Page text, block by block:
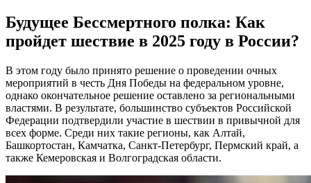
Будущее Бессмертного полка: Как
пройдет шествие в 2025 году в России?
В этом году было принято решение о проведении очных
мероприятий в честь Дня Победы на федеральном уровне,
однако окончательное решение оставлено за региональными
властями. В результате, большинство субъектов Российской
Федерации подтвердили участие в шествии в привычной для
всех форме. Среди них такие регионы, как Алтай,
Башкортостан, Камчатка, Санкт-Петербург, Пермский край, а
также Кемеровская и Волгоградская области.